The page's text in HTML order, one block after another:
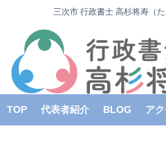
三次市 行政書士 高杉将寿（
TOP 代表者紹介 BLOG ア